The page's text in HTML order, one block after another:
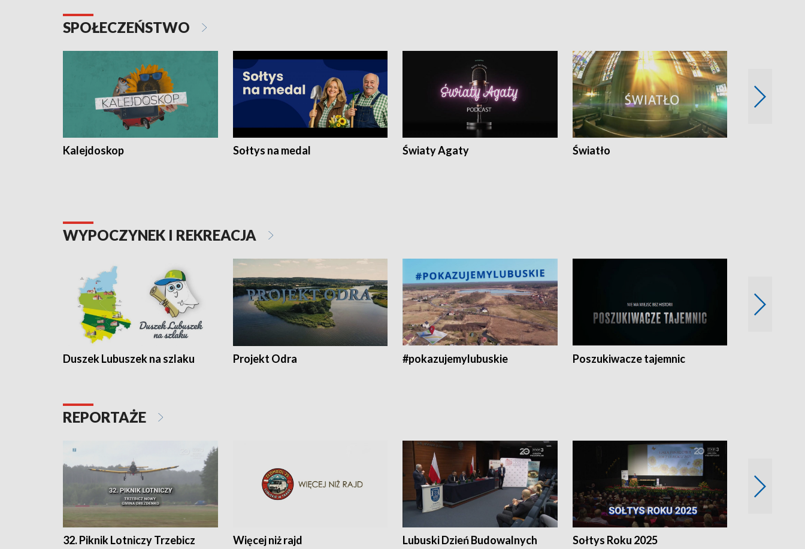
SPOŁECZEŃSTWO
Kalejdoskop Sołtys na medal Światy Agaty Światło
WYPOCZYNEK I REKREACJA
Duszek Lubuszek na szlaku Projekt Odra #pokazujemylubuskie Poszukiwacze tajemnic
REPORTAŻE
32. Piknik Lotniczy Trzebicz
Więcej niż rajd Lubuski Dzień Budowalnych Sołtys Roku 2025